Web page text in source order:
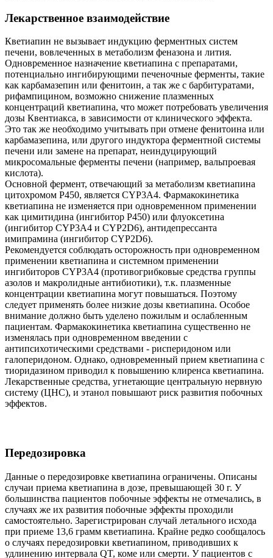
Лекарственное взаимодействие
Кветиапин не вызывает индукцию ферментных систем
печени, вовлеченных в метаболизм феназона и лития.
Одновременное назначение кветиапина с препаратами,
потенциально ингибирующими печеночные ферменты, такие
как карбамазепин или фенитоин, а так же с барбитуратами,
рифампицином, возможно снижение плазменных
концентраций кветиапина, что может потребовать увеличения
дозы Квентиакса, в зависимости от клинического эффекта.
Это так же необходимо учитывать при отмене фенитоина или
карбамазепина, или другого индуктора ферментной системы
печени или замене на препарат, неиндуцирующий
микросомальные ферменты печени (например, вальпроевая
кислота).
Основной фермент, отвечающий за метаболизм кветиапина
цитохромом Р450, является CYP3A4. Фармакокинетика
кветиапина не изменяется при одновременном применении
как цимитидина (ингибитор Р450) или флуоксетина
(ингибитор CYP3A4 и CYP2D6), антидепрессанта
имипрамина (ингибитор CYP2D6).
Рекомендуется соблюдать осторожность при одновременном
применении кветиапина и системном применении
ингибиторов CYP3A4 (противогрибковые средства группы
азолов и макролидные антибиотики), т.к. плазменные
концентрации кветиапина могут повышаться. Поэтому
следует применять более низкие дозы кветиапина. Особое
внимание должно быть уделено пожилым и ослабленным
пациентам. Фармакокинетика кветиапина существенно не
изменялась при одновременном введении с
антипсихотическими средствами - рисперидоном или
галоперидоном. Однако, одновременный прием кветиапина с
тиоридазином приводил к повышению клиренса кветиапина.
Лекарственные средства, угнетающие центральную нервную
систему (ЦНС), и этанол повышают риск развития побочных
эффектов.
Передозировка
Данные о передозировке кветиапина ограничены. Описаны
случаи приема кветиапина в дозе, превышающей 30 г. У
большинства пациентов побочные эффекты не отмечались, в
случаях же их развития побочные эффекты проходили
самостоятельно. Зарегистрирован случай летального исхода
при приеме 13,6 грамм кветиапина. Крайне редко сообщалось
о случаях передозировки кветиапином, приводивших к
удлинению интервала QT, коме или смерти. У пациентов с